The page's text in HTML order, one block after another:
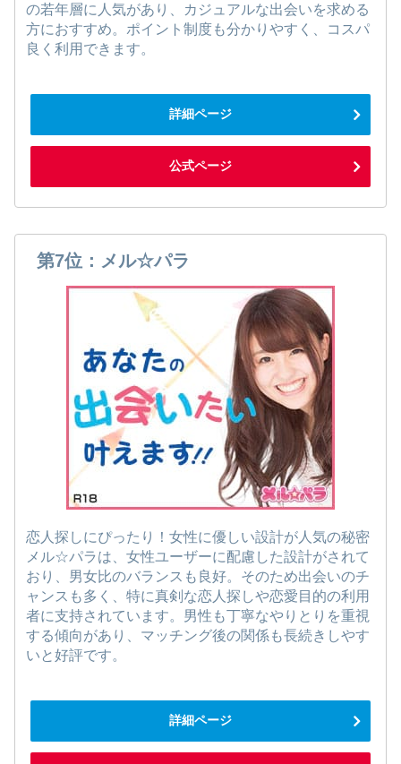
の若年層に人気があり、カジュアルな出会いを求める
方におすすめ。ポイント制度も分かりやすく、コスパ
良く利用できます。
詳細ページ
公式ページ
第7位：メル☆パラ
恋人探しにぴったり！女性に優しい設計が人気の秘密
メル☆パラは、女性ユーザーに配慮した設計がされて
おり、男女比のバランスも良好。そのため出会いのチ
ャンスも多く、特に真剣な恋人探しや恋愛目的の利用
者に支持されています。男性も丁寧なやりとりを重視
する傾向があり、マッチング後の関係も長続きしやす
いと好評です。
詳細ページ